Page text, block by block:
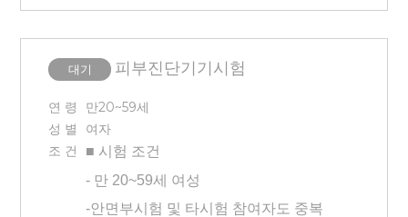
-시험 방문 최소 3일 이내 인공눈물,
-센터 내 대기 시간 동안은 시술 전/후
모두 제품(스킨, 로션x)을 바르지 않은
-시술 후 시술 부위에 붓기와 멍 등의
증상이 평균 7일~10일 정도 생길 수
있고, 회복 기간은 개인에 따라 다를 수
있습니다.
-3개월 내 시술 경험이 없는 사람(피부
하며, 강도는 낮춰 진행하며 시술의
이해도 있으신 분
예민하다고 생각되는 분은 피해주세요.
( 시술부위: 얼굴 (코 제외 양쪽 뺨 나비존) 및 전박
적용에 따른 효과를 확인하는 시험이므로
시술 후 후 처지(진정, 관리 등)을 진행하지
대기 피부진단기기시험
연 령
만20~59세
성 별
여자
조 건
■ 시험 조건
- 만 20~59세 여성
-안면부시험 및 타시험 참여자도 중복